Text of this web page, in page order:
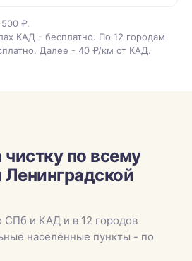
500 ₽.
КАД - бесплатно. По 12 городам
Далее - 40 ₽/км от КАД.
по всему
Ленинградской
СПб и КАД и в 12 городов
населённые пункты - по